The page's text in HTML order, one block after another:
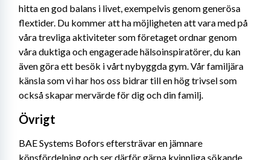
hitta en god balans i livet, exempelvis genom generösa
flextider. Du kommer att ha möjligheten att vara med på
våra trevliga aktiviteter som företaget ordnar genom
våra duktiga och engagerade hälsoinspiratörer, du kan
även göra ett besök i vårt nybyggda gym. Vår familjära
känsla som vi har hos oss bidrar till en hög trivsel som
också skapar mervärde för dig och din familj.
Övrigt
BAE Systems Bofors eftersträvar en jämnare
könsfördelning och ser därför gärna kvinnliga sökande.